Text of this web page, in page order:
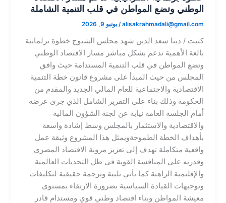
الوطني وتضع المواطن في قلب التنمية الشاملة
alisakrahmadali@gmail.com
/يونيو 9, 2026
​كتبت / دينا سعد الدين​ شهد مجلس الشيوخ خطوة برلمانية
بالغة الأهمية تدعم بشكل مباشر مسار الاقتصاد الوطني
وتضع المواطن في قلب التنمية المستدامة حيث وافق
المجلس من حيث المبدأ على مشروع قانون خطة التنمية
الاقتصادية والاجتماعية للعام المالي الجديد والمقدم من
الحكومة وذلك بناء على التقرير الشامل الذي جرى عرضه
أمام الجلسة العامة نيابة عن لجنة الشؤون المالية
والاقتصادية والاستثمار بالمجلس وسط إشادة واسعة
بأهداف الخطة الطموحة​ويمثل هذا المشروع وثيقة عمل
واقعية متكاملة تهدف إلى تعزيز مرونة الاقتصاد المصري
وقدرته على المنافسة القوية في ظل التحديات العالمية
والإقليمية الراهنة كما يأتي تلبية وترجمة حقيقية لتكليفات
وتوجيهات القيادة السياسية بضرورة الارتقاء بمستوى
معيشة المواطن وبناء اقتصاد وطني قوي ومستدام قادر